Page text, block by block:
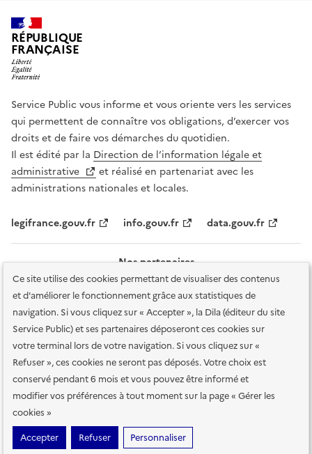
Ce site utilise des cookies permettant de visualiser des contenus
et d'améliorer le fonctionnement grâce aux statistiques de
navigation. Si vous cliquez sur « Accepter », la Dila (éditeur du site
Service Public) et ses partenaires déposeront ces cookies sur
votre terminal lors de votre navigation. Si vous cliquez sur «
Refuser », ces cookies ne seront pas déposés. Votre choix est
conservé pendant 6 mois et vous pouvez être informé et
modifier vos préférences à tout moment sur la page « Gérer les
cookies »
Accepter
Refuser Personnaliser
RÉPUBLIQUE
FRANÇAISE
Service Public vous informe et vous oriente vers les services
qui permettent de connaître vos obligations, d’exercer vos
droits et de faire vos démarches du quotidien.
Il est édité par la Direction de l’information légale et
administrative
et réalisé en partenariat avec les
administrations nationales et locales.
legifrance.gouv.fr info.gouv.fr data.gouv.fr
Nos partenaires
Plan du site Accessibilité : totalement conforme
Accessibilité des
services en ligne Mentions légales Données personnelles et sécurité
Conditions générales d'utilisation Gestion des cookies
Sauf mention contraire, tous les contenus de ce site sont sous
etalab-2.0